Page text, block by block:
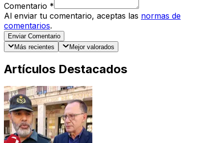
Comentario *
Al enviar tu comentario, aceptas las normas de
comentarios.
Enviar Comentario
Más recientes
Mejor valorados
Artículos Destacados